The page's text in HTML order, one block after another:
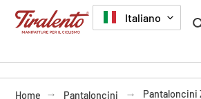
direttamente
LINGUAItaliano
Home Pantaloncini Pantaloncini